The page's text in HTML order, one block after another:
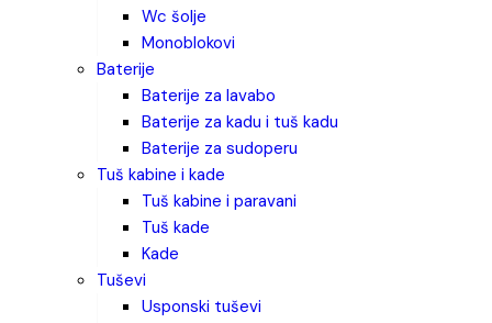
wc šolje
monoblokovi
baterije
baterije za lavabo
baterije za kadu i tuš kadu
baterije za sudoperu
tuš kabine i kade
tuš kabine i paravani
tuš kade
kade
tuševi
usponski tuševi